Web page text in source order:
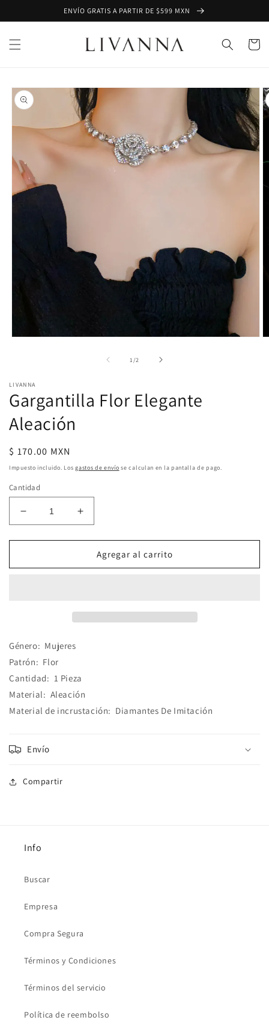
directamente
al contenido
ENVÍO GRATIS A PARTIR DE $599 MXN
Carrito
directamente
a la
información
una
ventana
modal
1 /de2
LIVANNA
Gargantilla Flor Elegante
Aleación
Precio
habitual
$ 170.00 MXN
Impuesto incluido. Losgastos de envío se calculan en la pantalla de pago.
Cantidad
Reducir
cantidad
para
Flor
Aumentar
cantidad
para
Gargantilla
Flor
Agregar al carrito
Género: Mujeres
Patrón: Flor
Cantidad: 1 Pieza
Material: Aleación
Material de incrustación: Diamantes De Imitación
Envío
Compartir
Info
Buscar
Empresa
Compra Segura
Términos y Condiciones
Términos del servicio
Política de reembolso